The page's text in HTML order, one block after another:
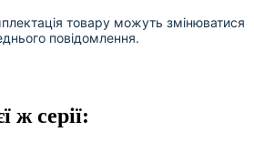
товару можуть змінюватися
повідомлення.
ж серії: